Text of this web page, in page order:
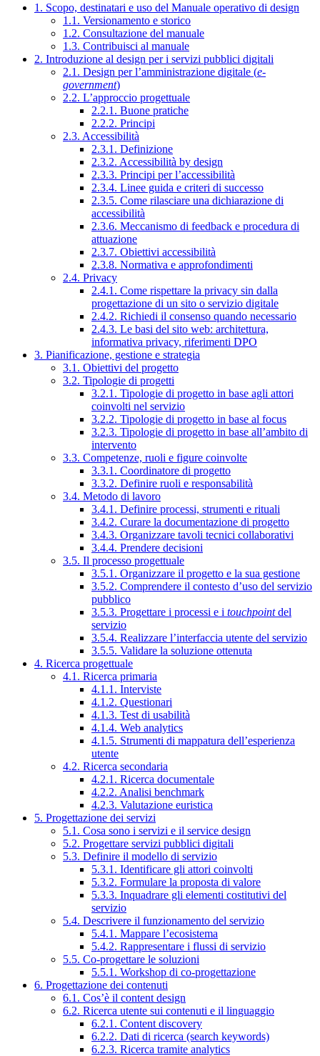
1. Scopo, destinatari e uso del Manuale operativo di design
1.1. Versionamento e storico
1.2. Consultazione del manuale
1.3. Contribuisci al manuale
2. Introduzione al design per i servizi pubblici digitali
2.1. Design per l’amministrazione digitale (e-
government)
2.2. L’approccio progettuale
2.2.1. Buone pratiche
2.2.2. Principi
2.3. Accessibilità
2.3.1. Definizione
2.3.2. Accessibilità by design
2.3.3. Principi per l’accessibilità
2.3.4. Linee guida e criteri di successo
2.3.5. Come rilasciare una dichiarazione di
accessibilità
2.3.6. Meccanismo di feedback e procedura di
attuazione
2.3.7. Obiettivi accessibilità
2.3.8. Normativa e approfondimenti
2.4. Privacy
2.4.1. Come rispettare la privacy sin dalla
progettazione di un sito o servizio digitale
2.4.2. Richiedi il consenso quando necessario
2.4.3. Le basi del sito web: architettura,
informativa privacy, riferimenti DPO
3. Pianificazione, gestione e strategia
3.1. Obiettivi del progetto
3.2. Tipologie di progetti
3.2.1. Tipologie di progetto in base agli attori
coinvolti nel servizio
3.2.2. Tipologie di progetto in base al focus
3.2.3. Tipologie di progetto in base all’ambito di
intervento
3.3. Competenze, ruoli e figure coinvolte
3.3.1. Coordinatore di progetto
3.3.2. Definire ruoli e responsabilità
3.4. Metodo di lavoro
3.4.1. Definire processi, strumenti e rituali
3.4.2. Curare la documentazione di progetto
3.4.3. Organizzare tavoli tecnici collaborativi
3.4.4. Prendere decisioni
3.5. Il processo progettuale
3.5.1. Organizzare il progetto e la sua gestione
3.5.2. Comprendere il contesto d’uso del servizio
pubblico
3.5.3. Progettare i processi e i touchpointdel
servizio
3.5.4. Realizzare l’interfaccia utente del servizio
3.5.5. Validare la soluzione ottenuta
4. Ricerca progettuale
4.1. Ricerca primaria
4.1.1. Interviste
4.1.2. Questionari
4.1.3. Test di usabilità
4.1.4. Web analytics
4.1.5. Strumenti di mappatura dell’esperienza
utente
4.2. Ricerca secondaria
4.2.1. Ricerca documentale
4.2.2. Analisi benchmark
4.2.3. Valutazione euristica
5. Progettazione dei servizi
5.1. Cosa sono i servizi e il service design
5.2. Progettare servizi pubblici digitali
5.3. Definire il modello di servizio
5.3.1. Identificare gli attori coinvolti
5.3.2. Formulare la proposta di valore
5.3.3. Inquadrare gli elementi costitutivi del
servizio
5.4. Descrivere il funzionamento del servizio
5.4.1. Mappare l’ecosistema
5.4.2. Rappresentare i flussi di servizio
5.5. Co-progettare le soluzioni
5.5.1. Workshop di co-progettazione
6. Progettazione dei contenuti
6.1. Cos’è il content design
6.2. Ricerca utente sui contenuti e il linguaggio
6.2.1. Content discovery
6.2.2. Dati di ricerca (search keywords)
6.2.3. Ricerca tramite analytics